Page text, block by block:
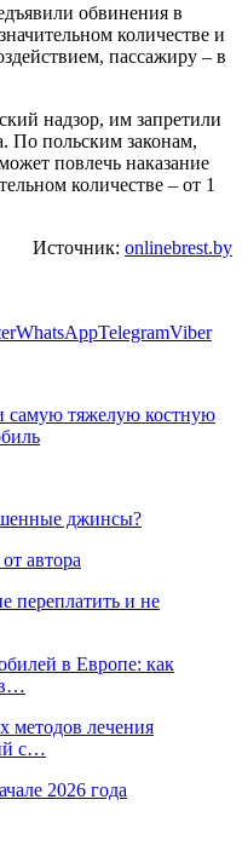
обвинения в
количестве и
пассажиру – в
надзор, им запретили
По польским законам,
повлечь наказание
количестве – от 1
Источник: onlinebrest.by
WhatsAppTelegramViber
самую тяжелую костную
джинсы?
автора
переплатить и не
в Европе: как
в…
методов лечения
с…
2026 года